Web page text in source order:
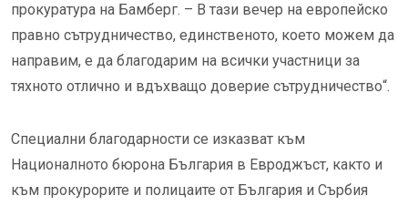
прокуратура на Бамберг. – В тази вечер на европейско
правно сътрудничество, единственото, което можем да
направим, е да благодарим на всички участници за
тяхното отлично и вдъхващо доверие сътрудничество“.
Специални благодарности се изказват към
Националното бюрона България в Евроджъст, както и
към прокурорите и полицаите от България и Сърбия